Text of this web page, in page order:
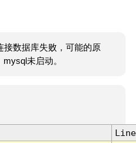
接数据库失败，可能的原
未启动。
Line